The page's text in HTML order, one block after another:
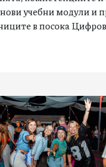
учебни модули и
в посока